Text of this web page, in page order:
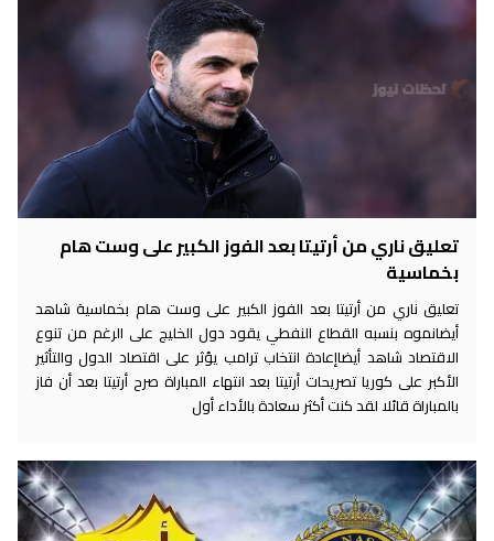
تعليق ناري من أرتيتا بعد الفوز الكبير على وست هام
بخماسية
تعليق ناري من أرتيتا بعد الفوز الكبير على وست هام بخماسية شاهد
أيضانموه بنسبه القطاع النفطي يقود دول الخليج على الرغم من تنوع
الاقتصاد شاهد أيضاإعادة انتخاب ترامب يؤثر على اقتصاد الدول والتأثير
الأكبر على كوريا تصريحات أرتيتا بعد انتهاء المباراة صرح أرتيتا بعد أن فاز
بالمباراة قائلا لقد كنت أكثر سعادة بالأداء أول